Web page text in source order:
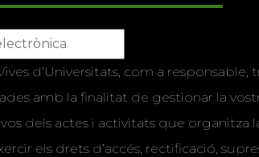
d’Universitats, com a responsable,
amb la finalitat de gestionar la
dels actes i activitats que organitza la
els drets d’accés, rectificació,